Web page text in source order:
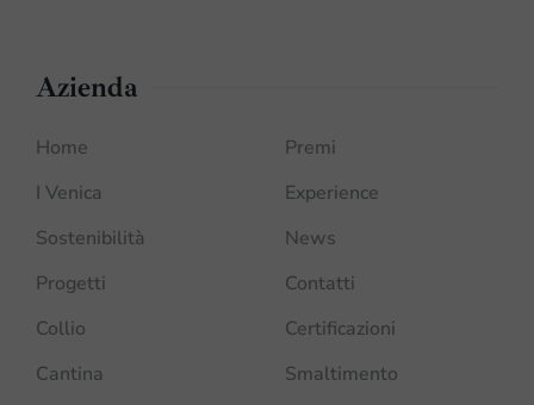
Azienda
Home
I Venica
Sostenibilità
Progetti
Collio
Cantina
Premi
Experience
News
Contatti
Certificazioni
Smaltimento